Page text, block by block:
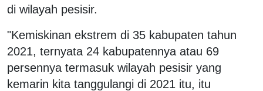
di wilayah pesisir.
"Kemiskinan ekstrem di 35 kabupaten tahun
2021, ternyata 24 kabupatennya atau 69
persennya termasuk wilayah pesisir yang
kemarin kita tanggulangi di 2021 itu, itu